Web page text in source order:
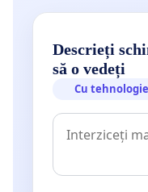
Descrieți
să o vedeți
Cu